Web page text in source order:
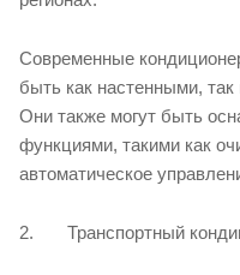
Современные
быть как настенными,
Они также могут быть
функциями, такими как
автоматическое
2. Транспортный